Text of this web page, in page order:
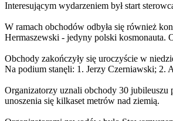
Interesującym wydarzeniem był start
W ramach obchodów odbyła się również
Hermaszewski - jedyny polski kosmonauta.
Obchody zakończyły się uroczyście w
Na podium stanęli: 1. Jerzy Czerniawski; 2.
Organizatorzy uznali obchody 30 jubileuszu
unoszenia się kilkaset metrów nad ziemią.